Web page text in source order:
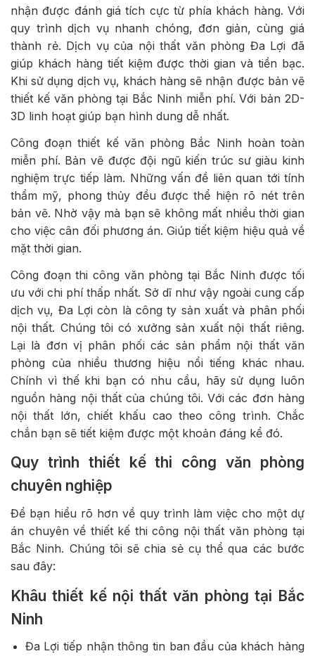
nhận được đánh giá tích cực từ phía khách hàng. Với
quy trình dịch vụ nhanh chóng, đơn giản, cùng giá
thành rẻ. Dịch vụ của nội thất văn phòng Đa Lợi đã
giúp khách hàng tiết kiệm được thời gian và tiền bạc.
Khi sử dụng dịch vụ, khách hàng sẽ nhận được bản vẽ
thiết kế văn phòng tại Bắc Ninh miễn phí. Với bản 2D-
3D linh hoạt giúp bạn hình dung dễ nhất.
Công đoạn thiết kế văn phòng Bắc Ninh hoàn toàn
miễn phí. Bản vẽ được đội ngũ kiến trúc sư giàu kinh
nghiệm trực tiếp làm. Những vấn đề liên quan tới tính
thẩm mỹ, phong thủy đều được thể hiện rõ nét trên
bản vẽ. Nhờ vậy mà bạn sẽ không mất nhiều thời gian
cho việc cân đối phương án. Giúp tiết kiệm hiệu quả về
mặt thời gian.
Công đoạn thi công văn phòng tại Bắc Ninh được tối
ưu với chi phí thấp nhất. Sở dĩ như vậy ngoài cung cấp
dịch vụ, Đa Lợi còn là công ty sản xuất và phân phối
nội thất. Chúng tôi có xưởng sản xuất nội thất riêng.
Lại là đơn vị phân phối các sản phẩm nội thất văn
phòng của nhiều thương hiệu nổi tiếng khác nhau.
Chính vì thế khi bạn có nhu cầu, hãy sử dụng luôn
nguồn hàng nội thất của chúng tôi. Với các đơn hàng
nội thất lớn, chiết khấu cao theo công trình. Chắc
chắn bạn sẽ tiết kiệm được một khoản đáng kể đó.
Quy trình thiết kế thi công văn phòng
chuyên nghiệp
Để bạn hiểu rõ hơn về quy trình làm việc cho một dự
án chuyên về thiết kế thi công nội thất văn phòng tại
Bắc Ninh. Chúng tôi sẽ chia sẻ cụ thể qua các bước
sau đây:
Khâu thiết kế nội thất văn phòng tại Bắc
Ninh
Đa Lợi tiếp nhận thông tin ban đầu của khách hàng